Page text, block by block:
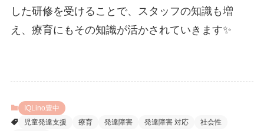
した研修を受けることで、スタッフの知識も増
え、療育にもその知識が活かされていきます✨️
IQLino豊中
児童発達支援
療育 発達障害 発達障害 対応
社会性